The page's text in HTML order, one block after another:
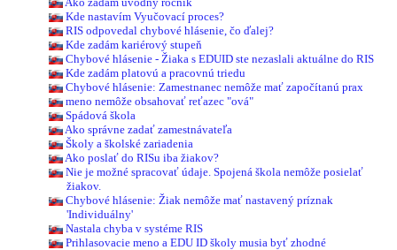
Kde nastavím Vyučovací proces?
RIS odpovedal chybové hlásenie, čo ďalej?
Kde zadám kariérový stupeň
Chybové hlásenie - Žiaka s EDUID ste nezaslali aktuálne do RIS
Kde zadám platovú a pracovnú triedu
Chybové hlásenie: Zamestnanec nemôže mať započítanú prax
meno nemôže obsahovať reťazec "ová"
Spádová škola
Ako správne zadať zamestnávateľa
Školy a školské zariadenia
Ako poslať do RISu iba žiakov?
Nie je možné spracovať údaje. Spojená škola nemôže posielať
žiakov.
Chybové hlásenie: Žiak nemôže mať nastavený príznak
'Individuálny'
Nastala chyba v systéme RIS
Prihlasovacie meno a EDU ID školy musia byť zhodné